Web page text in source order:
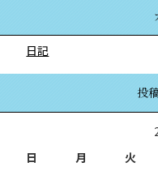
日記
投
日
月 火